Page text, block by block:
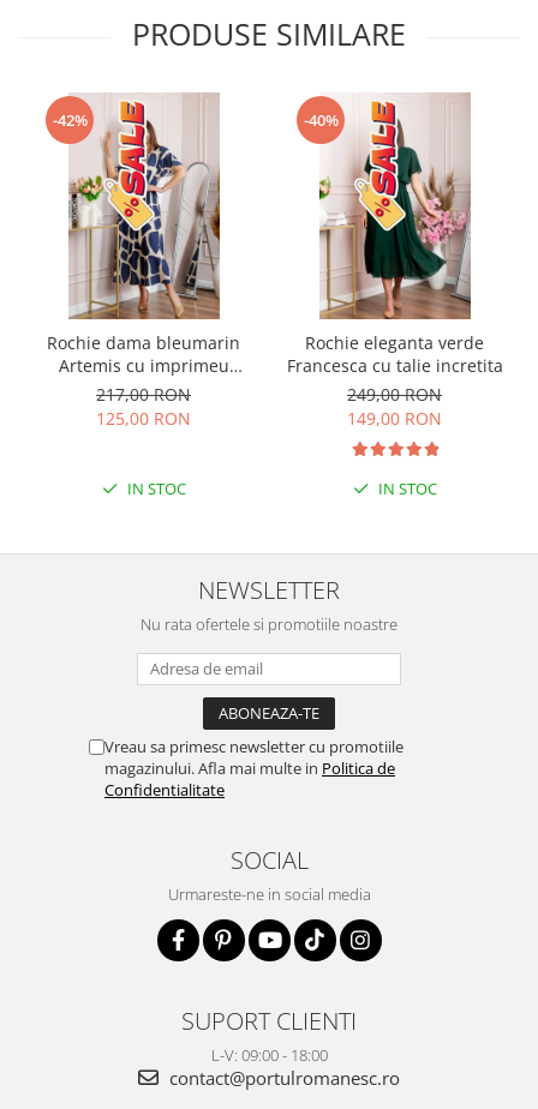
PRODUSE SIMILARE
-42%
Rochie dama bleumarin
Artemis cu imprimeu
abstract si cordon in talie
217,00 RON
125,00 RON
IN STOC
-40%
Rochie eleganta verde
Francesca cu talie incretita
249,00 RON
149,00 RON
IN STOC
NEWSLETTER
Nu rata ofertele si promotiile noastre
Vreau sa primesc newsletter cu promotiile
magazinului. Afla mai multe in Politica de
Confidentialitate
SOCIAL
Urmareste-ne in social media
SUPORT CLIENTI
L-V: 09:00 - 18:00
contact@portulromanesc.ro